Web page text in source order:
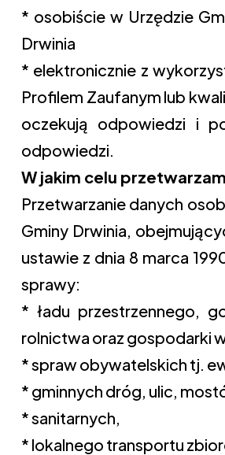
* osobiście w Urzędzie
Drwinia
* elektronicznie z
Profilem Zaufanym lub
oczekują odpowiedzi i
odpowiedzi.
W jakim celu
Przetwarzanie danych
Gminy Drwinia,
ustawie z dnia 8 marca
sprawy:
* ładu przestrzennego,
rolnictwa oraz gospodarki
* spraw obywatelskich tj.
* gminnych dróg, ulic,
* sanitarnych,
* lokalnego transportu